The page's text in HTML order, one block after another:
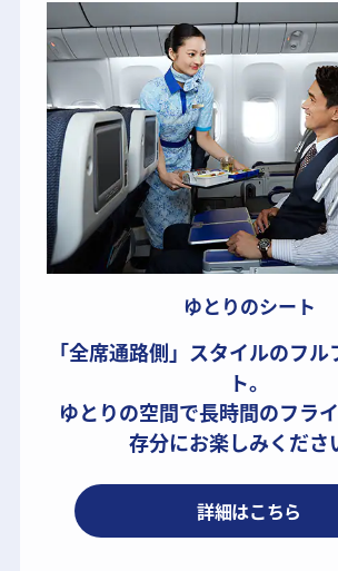
ゆとりのシート
「全席通路側」スタイルのフ
ト。
ゆとりの空間で長時間のフライ
存分にお楽しみくださ
詳細はこちら